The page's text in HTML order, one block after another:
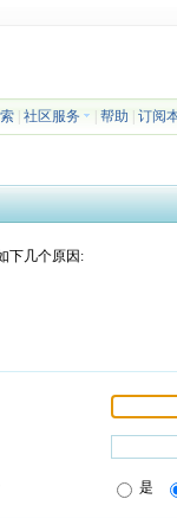
| 社区服务 帮助 订阅
下几个原因:
是